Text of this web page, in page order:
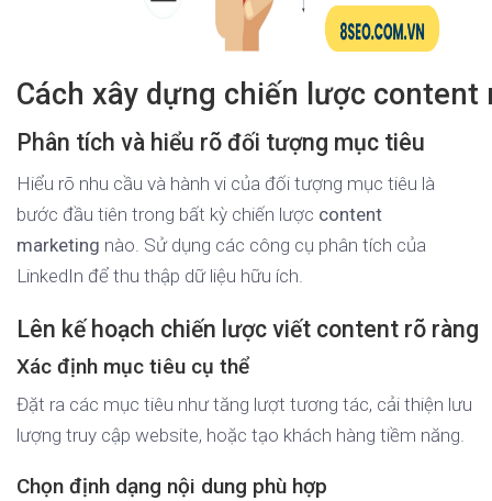
Cách xây dựng chiến lược
Phân tích và hiểu rõ đối tượng mục tiêu
Hiểu rõ nhu cầu và hành vi của đối tượng mục tiêu là
bước đầu tiên trong bất kỳ chiến lược content
marketing nào. Sử dụng các công cụ phân tích của
LinkedIn để thu thập dữ liệu hữu ích.
Lên kế hoạch chiến lược viết content rõ ràng
Xác định mục tiêu cụ thể
Đặt ra các mục tiêu như tăng lượt tương tác, cải thiện lưu
lượng truy cập website, hoặc tạo khách hàng tiềm năng.
Chọn định dạng nội dung phù hợp